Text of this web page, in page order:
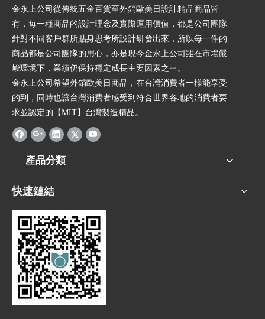
金永上公司從傳統五金百貨至外銷歐美日設計精品商品皆
有，每一種商品的設計理念及實際運用價值，都是公司團隊
針對不同客戶群所貼身思考所設計研發出來，所以每一件的
商品都是公司團隊的用心，亦是現今金永上公司雖在市場嚴
峻環境下，業績仍保持穩定成長主要因素之ㄧ。
金永上公司希望外銷歐美日商品，在台灣消費者一樣能享受
的到，同時也讓台灣消費者感受到符合世界各地的消費者要
求並認定的【MIT】台灣製造精品。
產品分類
快速鏈結